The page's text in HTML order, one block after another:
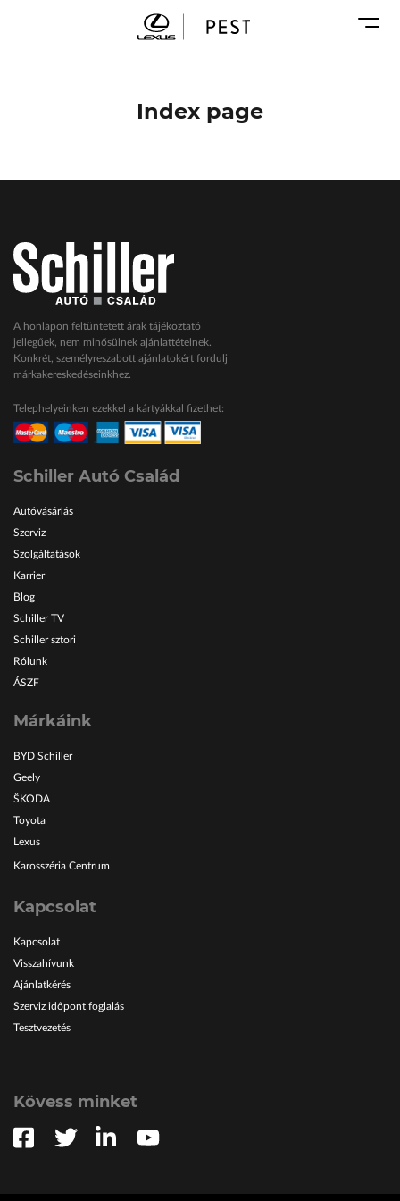
ŠKODA Schiller
Geely Schiller
Seat Schiller
Tesla Approved Body Shop
VW Haszonjárművek
VW Service Schiller
ŠKODA Schiller
Karosszéria Centrum
Index page
A honlapon feltüntetett árak tájékoztató
jellegűek, nem minősülnek ajánlattételnek.
Konkrét, személyreszabott ajánlatokért fordulj
márkakereskedéseinkhez.
Telephelyeinken ezekkel a kártyákkal fizethet:
Schiller Autó Család
Autóvásárlás
Szerviz
Szolgáltatások
Karrier
Blog
Schiller TV
Schiller sztori
Rólunk
ÁSZF
Márkáink
BYD Schiller
Geely
ŠKODA
Toyota
Lexus
Karosszéria Centrum
Kapcsolat
Kapcsolat
Visszahívunk
Ajánlatkérés
Szerviz időpont foglalás
Tesztvezetés
Kövess minket